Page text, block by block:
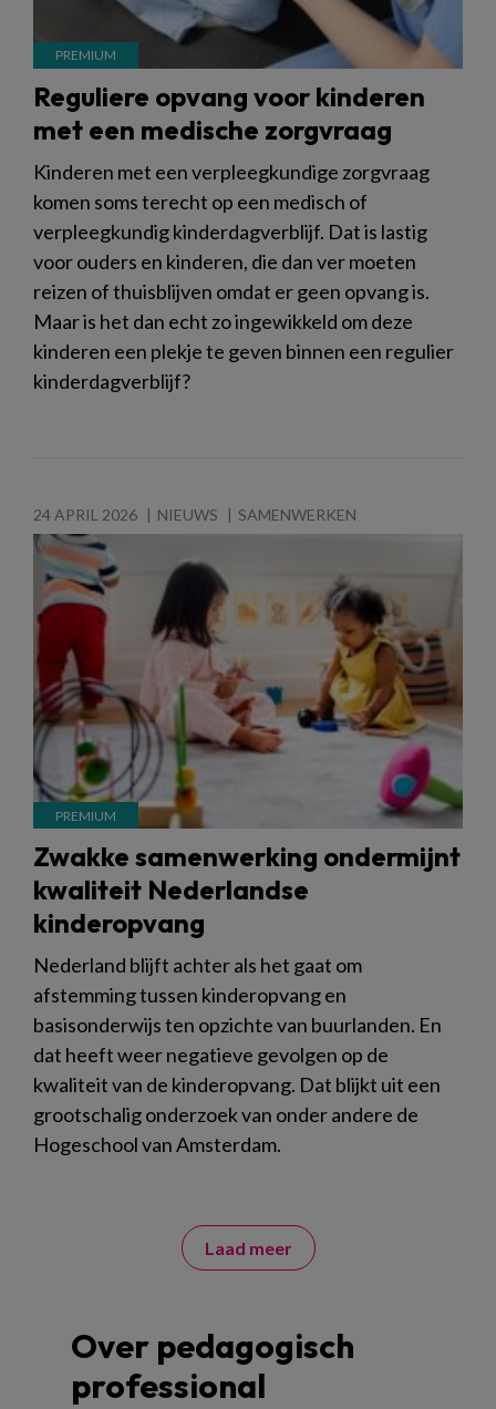
Reguliere opvang voor kinderen
met een medische zorgvraag
Kinderen met een verpleegkundige zorgvraag
komen soms terecht op een medisch of
verpleegkundig kinderdagverblijf. Dat is lastig
voor ouders en kinderen, die dan ver moeten
reizen of thuisblijven omdat er geen opvang is.
Maar is het dan echt zo ingewikkeld om deze
kinderen een plekje te geven binnen een regulier
kinderdagverblijf?
24 APRIL 2026 NIEUWS SAMENWERKEN
Zwakke samenwerking ondermijnt
kwaliteit Nederlandse
kinderopvang
Nederland blijft achter als het gaat om
afstemming tussen kinderopvang en
basisonderwijs ten opzichte van buurlanden. En
dat heeft weer negatieve gevolgen op de
kwaliteit van de kinderopvang. Dat blijkt uit een
grootschalig onderzoek van onder andere de
Hogeschool van Amsterdam.
Laad meer
Over pedagogisch
professional